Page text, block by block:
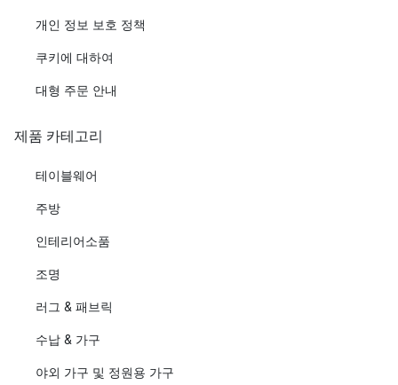
개인 정보 보호 정책
쿠키에 대하여
대형 주문 안내
제품 카테고리
테이블웨어
주방
인테리어소품
조명
러그 & 패브릭
수납 & 가구
야외 가구 및 정원용 가구